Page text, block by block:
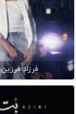
فرزاد